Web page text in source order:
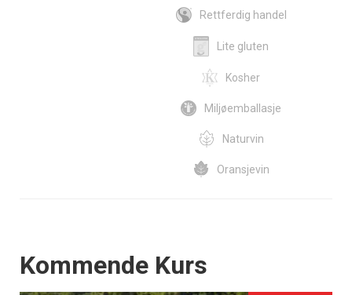
Rettferdig handel
Lite gluten
Kosher
Miljøemballasje
Naturvin
Oransjevin
Events
Kommende Kurs